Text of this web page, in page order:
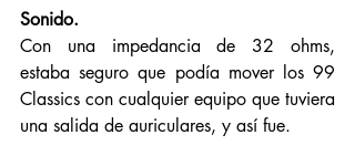
Sonido.
Con una impedancia de 32 ohms,
estaba seguro que podía mover los 99
Classics con cualquier equipo que tuviera
una salida de auriculares, y así fue.